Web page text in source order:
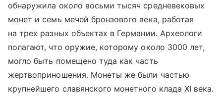
обнаружила около восьми тысяч средневековых
монет и семь мечей бронзового века, работая
на трех разных объектах в Германии. Археологи
полагают, что оружие, которому около 3000 лет,
могло быть помещено туда как часть
жертвоприношения. Монеты же были частью
крупнейшего славянского монетного клада XI века.